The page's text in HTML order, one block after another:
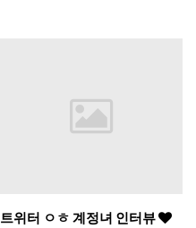
트위터 ㅇㅎ 계정녀 인터뷰